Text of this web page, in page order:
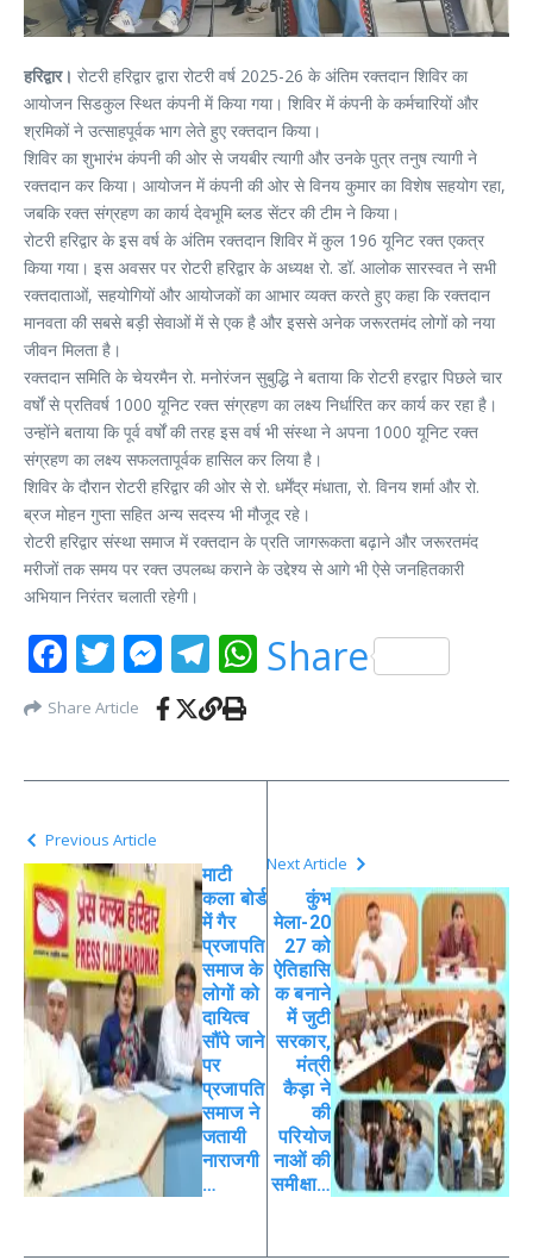
हरिद्वार। रोटरी हरिद्वार द्वारा रोटरी वर्ष 2025-26 के अंतिम रक्तदान शिविर का
आयोजन सिडकुल स्थित कंपनी में किया गया। शिविर में कंपनी के कर्मचारियों और
श्रमिकों ने उत्साहपूर्वक भाग लेते हुए रक्तदान किया।
शिविर का शुभारंभ कंपनी की ओर से जयबीर त्यागी और उनके पुत्र तनुष त्यागी ने
रक्तदान कर किया। आयोजन में कंपनी की ओर से विनय कुमार का विशेष सहयोग रहा,
जबकि रक्त संग्रहण का कार्य देवभूमि ब्लड सेंटर की टीम ने किया।
रोटरी हरिद्वार के इस वर्ष के अंतिम रक्तदान शिविर में कुल 196 यूनिट रक्त एकत्र
किया गया। इस अवसर पर रोटरी हरिद्वार के अध्यक्ष रो. डॉ. आलोक सारस्वत ने सभी
रक्तदाताओं, सहयोगियों और आयोजकों का आभार व्यक्त करते हुए कहा कि रक्तदान
मानवता की सबसे बड़ी सेवाओं में से एक है और इससे अनेक जरूरतमंद लोगों को नया
जीवन मिलता है।
रक्तदान समिति के चेयरमैन रो. मनोरंजन सुबुद्धि ने बताया कि रोटरी हरद्वार पिछले चार
वर्षों से प्रतिवर्ष 1000 यूनिट रक्त संग्रहण का लक्ष्य निर्धारित कर कार्य कर रहा है।
उन्होंने बताया कि पूर्व वर्षों की तरह इस वर्ष भी संस्था ने अपना 1000 यूनिट रक्त
संग्रहण का लक्ष्य सफलतापूर्वक हासिल कर लिया है।
शिविर के दौरान रोटरी हरिद्वार की ओर से रो. धर्मेंद्र मंधाता, रो. विनय शर्मा और रो.
ब्रज मोहन गुप्ता सहित अन्य सदस्य भी मौजूद रहे।
रोटरी हरिद्वार संस्था समाज में रक्तदान के प्रति जागरूकता बढ़ाने और जरूरतमंद
मरीजों तक समय पर रक्त उपलब्ध कराने के उद्देश्य से आगे भी ऐसे जनहितकारी
अभियान निरंतर चलाती रहेगी।
Facebook
Twitter
Messenger
Telegram
WhatsApp
Share
Share Article
Previous Article
माटी
कला बोर्ड
में गैर
प्रजापति
समाज के
लोगों को
दायित्व
सौंपे जाने
पर
प्रजापति
समाज ने
जतायी
नाराजगी
…
Next Article
कुंभ
मेला-20
27 को
ऐतिहासि
क बनाने
में जुटी
सरकार,
मंत्री
कैड़ा ने
की
परियोज
नाओं की
समीक्षा…